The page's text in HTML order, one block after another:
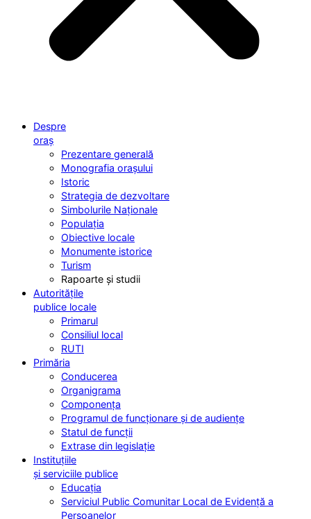
Despre
oraș
Prezentare generală
Monografia orașului
Istoric
Strategia de dezvoltare
Simbolurile Naționale
Populația
Obiective locale
Monumente istorice
Turism
Rapoarte și studii
Autoritățile
publice locale
Primarul
Consiliul local
RUTI
Primăria
Conducerea
Organigrama
Componența
Programul de funcționare și de audiențe
Statul de funcții
Extrase din legislație
Instituțiile
și serviciile publice
Educația
Serviciul Public Comunitar Local de Evidență a
Persoanelor